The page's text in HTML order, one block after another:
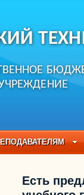
НА 2021-2022
Есть